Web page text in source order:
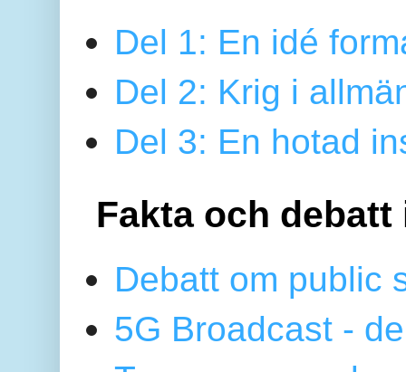
Del 1: En idé
Del 2: Krig i
Del 3: En hotad
Fakta och debatt
Debatt om public
5G Broadcast -